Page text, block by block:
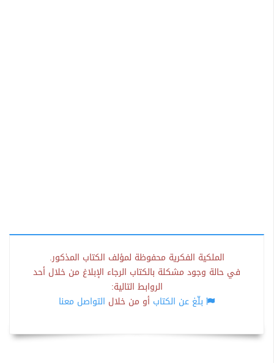
الملكية الفكرية محفوظة لمؤلف الكتاب المذكور.
في حالة وجود مشكلة بالكتاب الرجاء الإبلاغ من خلال أحد
الروابط التالية:
بلّغ عن الكتاب أو من خلال التواصل معنا